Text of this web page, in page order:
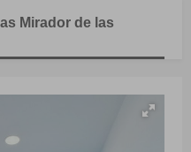
Mirador de las